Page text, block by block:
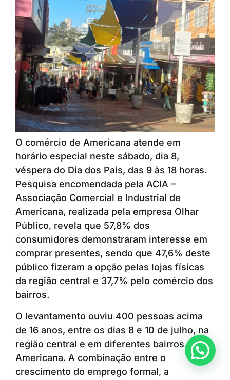
O comércio de Americana atende em
horário especial neste sábado, dia 8,
véspera do Dia dos Pais, das 9 às 18 horas.
Pesquisa encomendada pela ACIA –
Associação Comercial e Industrial de
Americana, realizada pela empresa Olhar
Público, revela que 57,8% dos
consumidores demonstraram interesse em
comprar presentes, sendo que 47,6% deste
público fizeram a opção pelas lojas físicas
da região central e 37,7% pelo comércio dos
bairros.
O levantamento ouviu 400 pessoas acima
de 16 anos, entre os dias 8 e 10 de julho, na
região central e em diferentes bairros de
Americana. A combinação entre o
crescimento do emprego formal, a
Anunciar ou recomendar matéria